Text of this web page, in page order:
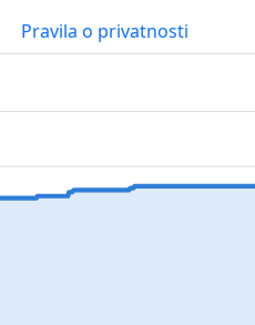
Pravila o privatnosti